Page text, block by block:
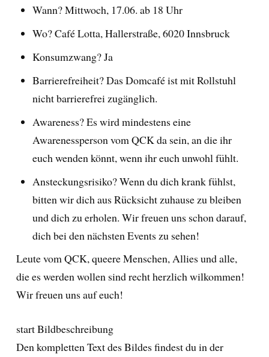
Wann? Mittwoch, 17.06. ab 18 Uhr
Wo? Café Lotta, Hallerstraße, 6020 Innsbruck
Konsumzwang? Ja
Barrierefreiheit? Das Domcafé ist mit Rollstuhl
nicht barrierefrei zugänglich.
Awareness? Es wird mindestens eine
Awarenessperson vom QCK da sein, an die ihr
euch wenden könnt, wenn ihr euch unwohl fühlt.
Ansteckungsrisiko? Wenn du dich krank fühlst,
bitten wir dich aus Rücksicht zuhause zu bleiben
und dich zu erholen. Wir freuen uns schon darauf,
dich bei den nächsten Events zu sehen!
Leute vom QCK, queere Menschen, Allies und alle,
die es werden wollen sind recht herzlich wilkommen!
Wir freuen uns auf euch!
start Bildbeschreibung
Den kompletten Text des Bildes findest du in der